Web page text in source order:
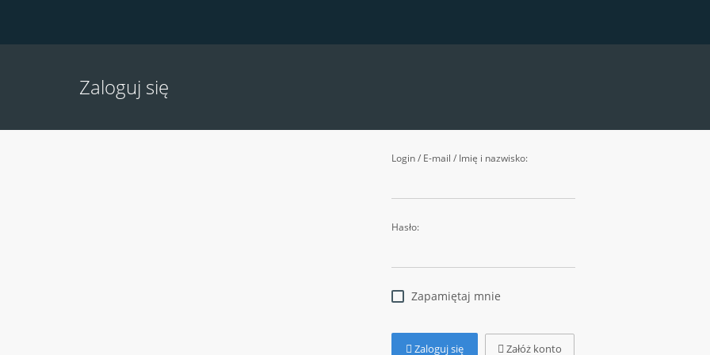
Zaloguj się
Login / E-mail / Imię i nazwisko:
Hasło:
Zapamiętaj mnie
Zaloguj się Załóż konto